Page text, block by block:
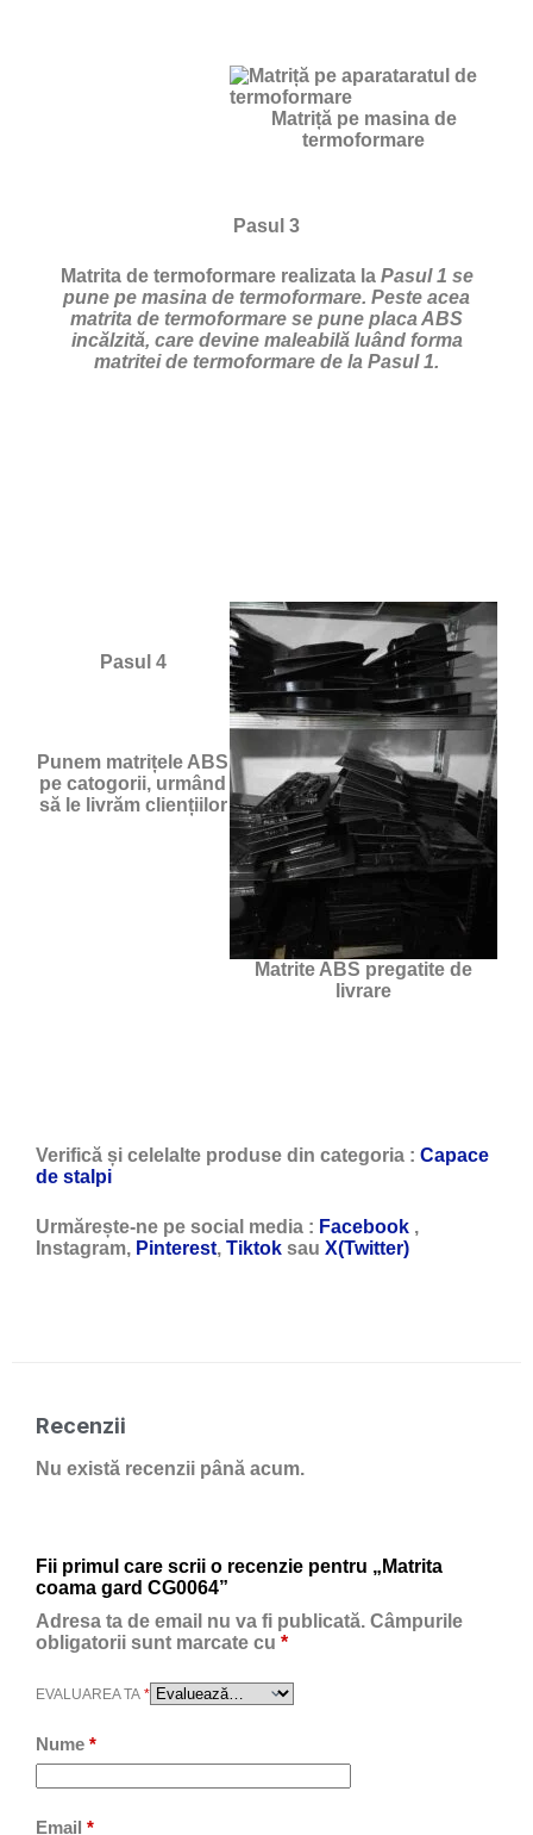
Matriță pe masina de
termoformare
Pasul 3
Matrita de termoformare realizata la Pasul 1 se
pune pe masina de termoformare. Peste acea
matrita de termoformare se pune placa ABS
incălzită, care devine maleabilă luând forma
matritei de termoformare de la Pasul 1.
Matrite ABS pregatite de
livrare
Pasul 4
Punem matrițele ABS
pe catogorii, urmând
să le livrăm cliențiilor
Verifică și celelalte produse din categoria : Capace
de stalpi
Urmărește-ne pe social media : Facebook ,
Instagram, Pinterest, Tiktok sau X(Twitter)
Recenzii
Nu există recenzii până acum.
Fii primul care scrii o recenzie pentru „Matrita
coama gard CG0064”
Adresa ta de email nu va fi publicată. Câmpurile
obligatorii sunt marcate cu *
EVALUAREA TA *
Nume *
Email *